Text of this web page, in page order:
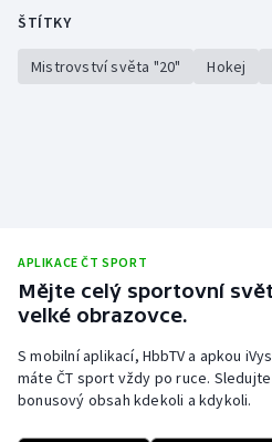
ŠTÍTKY
Mistrovství světa "20" Hokej
APLIKACE ČT SPORT
Mějte celý sportovní
velké obrazovce.
S mobilní aplikací, HbbTV a apkou
máte ČT sport vždy po ruce.
bonusový obsah kdekoli a kdykoli.